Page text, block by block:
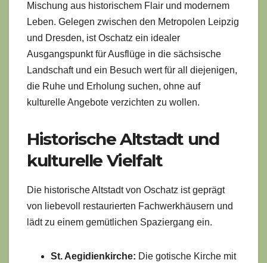
Mischung aus historischem Flair und modernem
Leben. Gelegen zwischen den Metropolen Leipzig
und Dresden, ist Oschatz ein idealer
Ausgangspunkt für Ausflüge in die sächsische
Landschaft und ein Besuch wert für all diejenigen,
die Ruhe und Erholung suchen, ohne auf
kulturelle Angebote verzichten zu wollen.
Historische Altstadt und
kulturelle Vielfalt
Die historische Altstadt von Oschatz ist geprägt
von liebevoll restaurierten Fachwerkhäusern und
lädt zu einem gemütlichen Spaziergang ein.
St. Aegidienkirche: Die gotische Kirche mit